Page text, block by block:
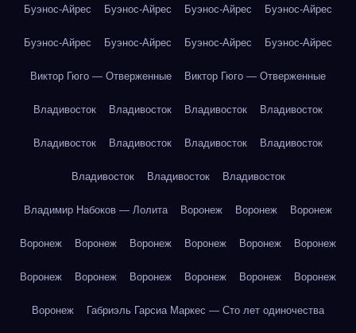
Буэнос-Айрес Буэнос-Айрес Буэнос-Айрес Буэнос-Айрес
Буэнос-Айрес Буэнос-Айрес Буэнос-Айрес Буэнос-Айрес
Виктор Гюго — Отверженные Виктор Гюго — Отверженные
Владивосток Владивосток Владивосток Владивосток
Владивосток Владивосток Владивосток Владивосток
Владивосток Владивосток Владивосток
Владимир Набоков — Лолита Воронеж Воронеж Воронеж
Воронеж Воронеж Воронеж Воронеж Воронеж Воронеж
Воронеж Воронеж Воронеж Воронеж Воронеж Воронеж
Воронеж Габриэль Гарсиа Маркес — Сто лет одиночества